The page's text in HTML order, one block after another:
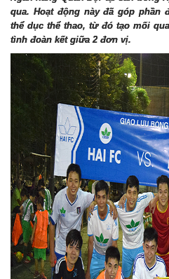
qua. Hoạt động này đã góp phần
thểdục thểthao, từđó tạo mối
tình đoàn kết giữa 2 đơn vị.